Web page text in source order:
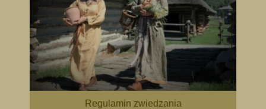
Regulamin zwiedzania